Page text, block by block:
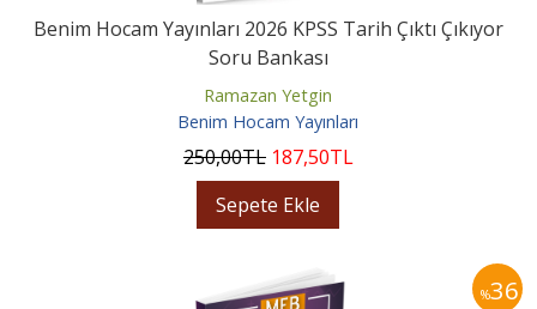
Benim Hocam Yayınları 2026 KPSS Tarih Çıktı Çıkıyor
Soru Bankası
Ramazan Yetgin
Benim Hocam Yayınları
250,00TL 187,50TL
Sepete Ekle
%36